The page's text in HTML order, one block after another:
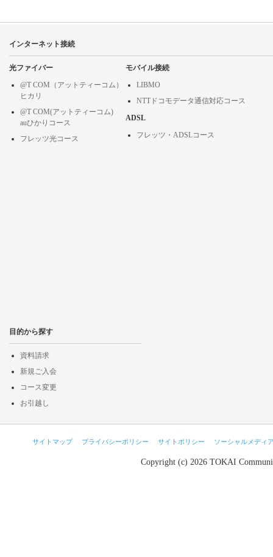
インターネット接続
光ファイバー
@T COM（アットティーコム）
ヒカリ
@T COM(アットティーコム)
auひかりコース
フレッツ光コース
モバイル接続
LIBMO
NTTドコモデータ通信対応コース
ADSL
フレッツ・ADSLコース
目的から探す
資料請求
新規ご入会
コース変更
お引越し
サイトマップ プライバシーポリシー サイトポリシー ソーシャルメディ
Copyright (c) 2026 TOKAI